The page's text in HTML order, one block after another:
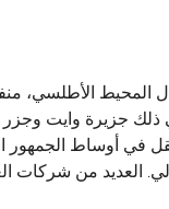
المحيط الأطلسي،
من 100 من الجزر الصغيرة
في أوساط الجمهور
العديد من شركات